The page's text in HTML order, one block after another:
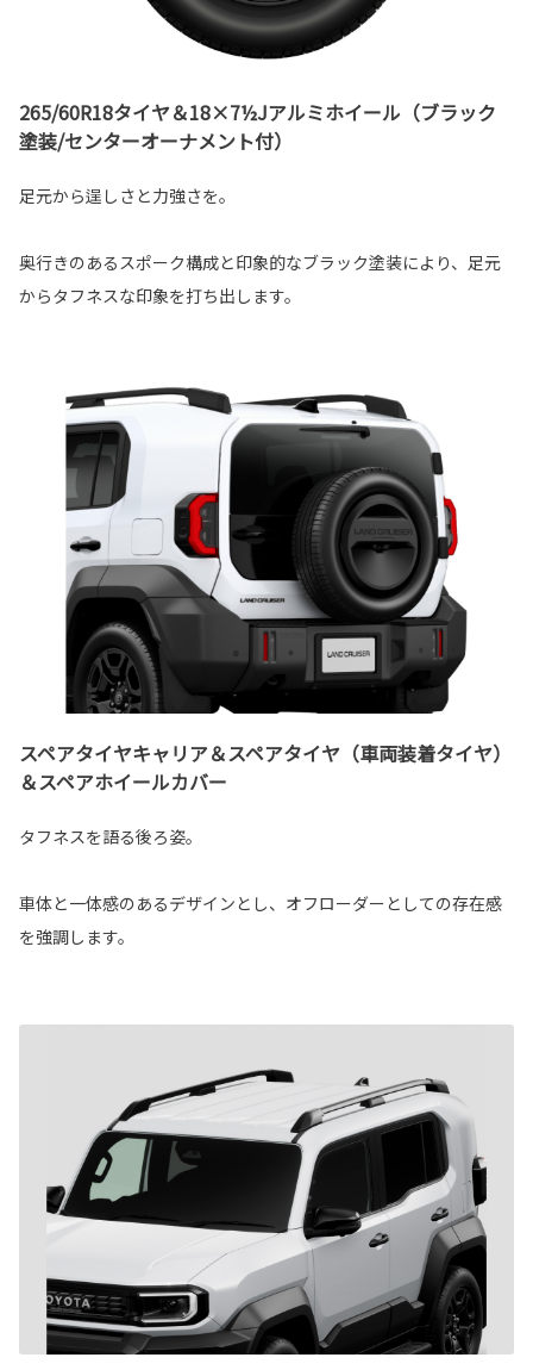
265/60R18タイヤ＆18×7½Jアルミホイール（ブラック
塗装/センターオーナメント付）
足元から逞しさと力強さを。
奥行きのあるスポーク構成と印象的なブラック塗装により、足元
からタフネスな印象を打ち出します。
スペアタイヤキャリア＆スペアタイヤ（車両装着タイヤ）
＆スペアホイールカバー
タフネスを語る後ろ姿。
車体と一体感のあるデザインとし、オフローダーとしての存在感
を強調します。